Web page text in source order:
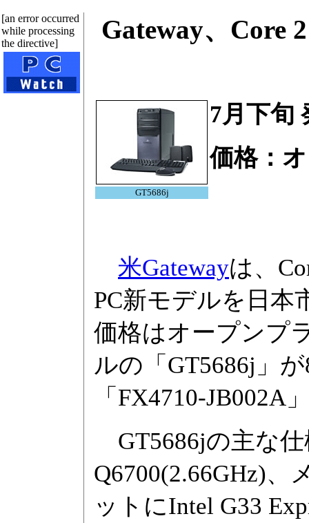
[an error occurred
while processing
the directive]
Gateway、Core
GT5686j
7月下旬
価格：
米Gatewayは、
PC新モデルを日本
価格はオープンプ
ルの「GT5686j」
「FX4710-JB002A
GT5686jの主な仕
Q6700(2.66GHz)、
ットにIntel G33